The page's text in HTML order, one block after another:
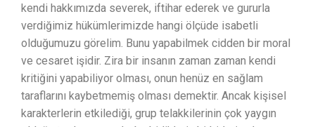
kendi hakkımızda severek, iftihar ederek ve gururla
verdiğimiz hükümlerimizde hangi ölçüde isabetli
olduğumuzu görelim. Bunu yapabilmek cidden bir moral
ve cesaret işidir. Zira bir insanın zaman zaman kendi
kritiğini yapabiliyor olması, onun henüz en sağlam
taraflarını kaybetmemiş olması demektir. Ancak kişisel
karakterlerin etkilediği, grup telakkilerinin çok yaygın